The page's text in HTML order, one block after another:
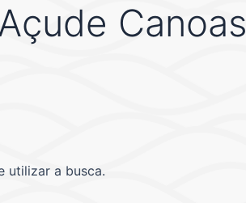
Canoas
utilizar a busca.